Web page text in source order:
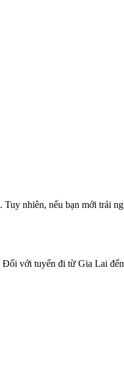
nhiên, nếu bạn mới trải
Đối với tuyến đi từ Gia Lai